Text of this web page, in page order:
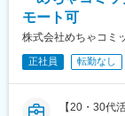
モート可
株式会社めちゃコミ
正社員 転勤なし
【20・30代